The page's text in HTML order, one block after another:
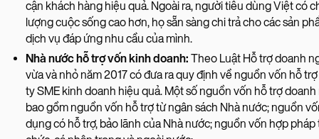
cận khách hàng hiệu quả. Ngoài ra, người tiêu dùng Việt có
lượng cuộc sống cao hơn, họ sẵn sàng chi trả cho các sản
dịch vụ đáp ứng nhu cầu của mình.
Nhà nước hỗ trợ vốn kinh doanh: Theo Luật Hỗ trợ doanh
vừa và nhỏ năm 2017 có đưa ra quy định về nguồn vốn hỗ
ty SME kinh doanh hiệu quả. Một số nguồn vốn hỗ trợ
bao gồm nguồn vốn hỗ trợ từ ngân sách Nhà nước; nguồn
dụng có hỗ trợ, bảo lãnh của Nhà nước; nguồn vốn hợp pháp